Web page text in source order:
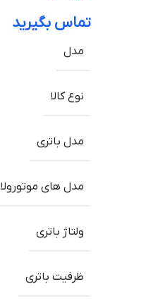
تماس بگیرید
مدل
نوع کالا
مدل باتری
مدل های موتورولا
ولتاژ باتری
ظرفیت باتری